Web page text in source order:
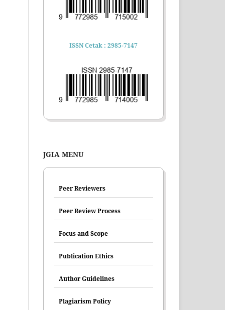
ISSN Cetak : 2985-7147
JGIA MENU
Peer Reviewers
Peer Review Process
Focus and Scope
Publication Ethics
Author Guidelines
Plagiarism Policy